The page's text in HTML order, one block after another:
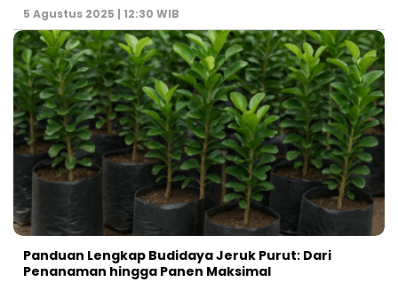
5 Agustus 2025 | 12:30 WIB
Panduan Lengkap Budidaya Jeruk Purut: Dari
Penanaman hingga Panen Maksimal